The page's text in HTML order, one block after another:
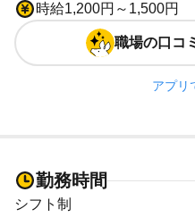
時給1,200円～1,500円
職場の口コ
アプリ
勤務時間
シフト制